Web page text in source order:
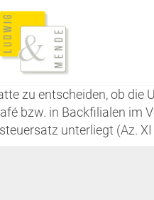
zu entscheiden, ob
bzw. in Backfilialen im
unterliegt (Az.